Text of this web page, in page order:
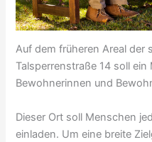
Auf dem früheren Areal der
Talsperrenstraße 14 soll
Bewohnerinnen und
Dieser Ort soll Menschen
einladen. Um eine breite